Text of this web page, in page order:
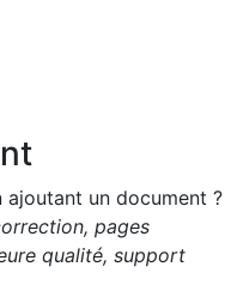
ajoutant un document ?
pages
qualité, support